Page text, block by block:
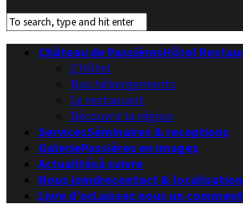
Château de PassièresHôtel
L’Hôtel
Nos hébergements
Le restaurant
Découvrir la région
ServicesSéminaires & receptions
GaleriePassières en images
Actualitésà suivre
Nous joindrecontact & localisation
Livre d’orLaissez nous un